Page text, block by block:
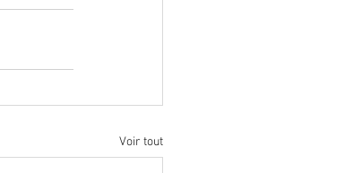
Voir tout